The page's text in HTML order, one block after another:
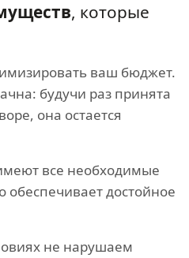
, которые
ваш бюджет.
будучи раз принята
она остается
все необходимые
обеспечивает достойное
не нарушаем